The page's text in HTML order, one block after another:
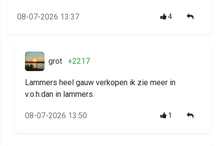
08-07-2026 13:37 4
grot +2217
Lammers heel gauw verkopen ik zie meer in
v.o.h.dan in lammers.
08-07-2026 13:50 1